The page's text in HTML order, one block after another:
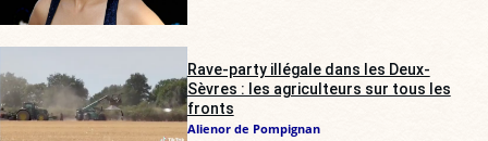
Rave-party illégale dans les Deux-
Sèvres : les agriculteurs sur tous les
fronts
Alienor de Pompignan